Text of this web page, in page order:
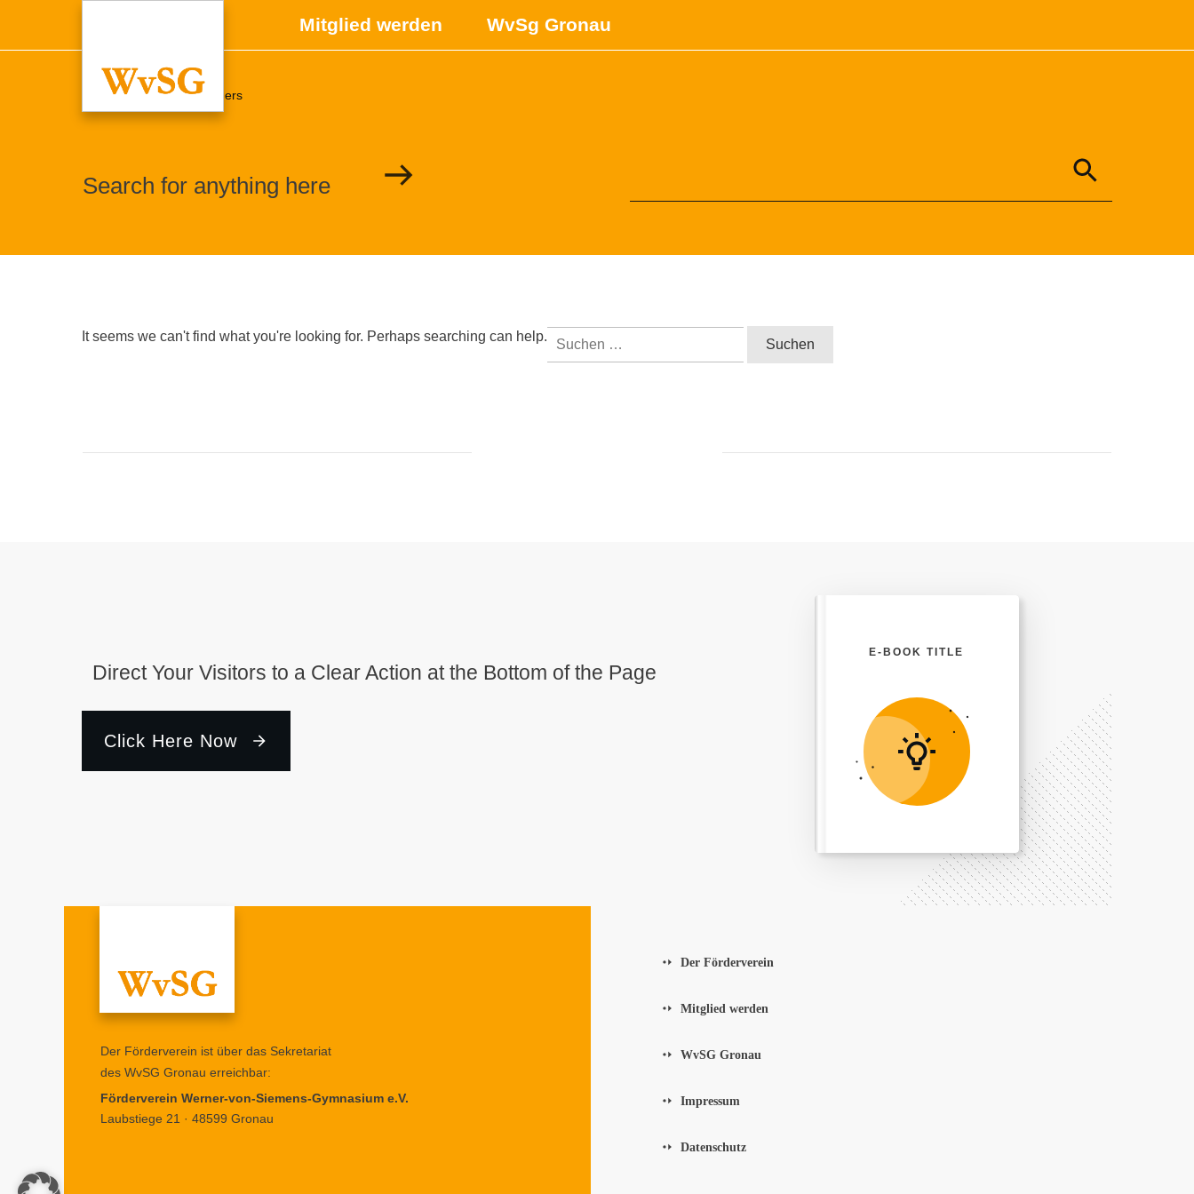
Mitglied werden WvSg Gronau
Home // Symbol: Headers
Search for anything here
It seems we can't find what you're looking for. Perhaps searching can help. Suchen
Direct Your Visitors to a Clear Action at the Bottom of the Page
Click Here Now
E-BOOK TITLE
Der Förderverein ist über das Sekretariat
des WvSG Gronau erreichbar:
Förderverein Werner-von-Siemens-Gymnasium e.V.
Laubstiege 21 · 48599 Gronau
Der Förderverein
Mitglied werden
WvSG Gronau
Impressum
Datenschutz